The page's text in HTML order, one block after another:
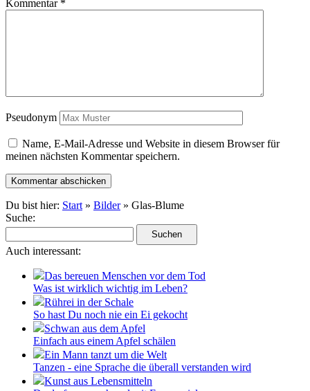
Kommentar *
Pseudonym
Name, E-Mail-Adresse und Website in diesem Browser für
meinen nächsten Kommentar speichern.
Du bist hier: Start » Bilder» Glas-Blume
Suche:
Auch interessant:
Das bereuen Menschen vor dem Tod
Was ist wirklich wichtig im Leben?
Rührei in der Schale
So hast Du noch nie ein Ei gekocht
Schwan aus dem Apfel
Einfach aus einem Apfel schälen
Ein Mann tanzt um die Welt
Tanzen - eine Sprache die überall verstanden wird
Kunst aus Lebensmitteln